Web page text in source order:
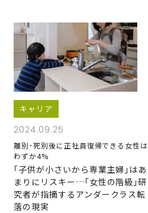
キャリア
2024.09.25
離別･死別後に正社員復帰できる女性は
わずか4%
｢子供が小さいから専業主婦｣はあ
まりにリスキー…｢女性の階級｣研
究者が指摘するアンダークラス転
落の現実